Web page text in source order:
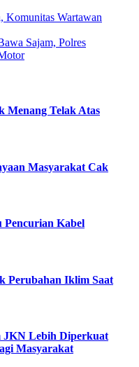
Komunitas Wartawan
Sajam, Polres
Menang Telak Atas
Masyarakat Cak
Pencurian Kabel
Perubahan Iklim Saat
JKN Lebih Diperkuat
Masyarakat